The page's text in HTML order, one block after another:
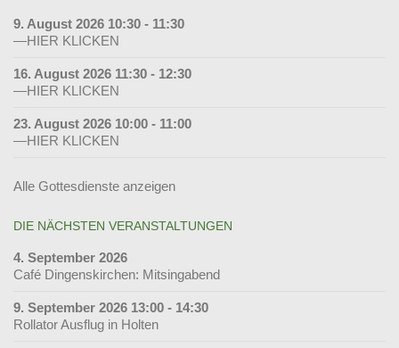
9. August 2026 10:30 - 11:30
—HIER KLICKEN
16. August 2026 11:30 - 12:30
—HIER KLICKEN
23. August 2026 10:00 - 11:00
—HIER KLICKEN
Alle Gottesdienste anzeigen
DIE NÄCHSTEN VERANSTALTUNGEN
4. September 2026
Café Dingenskirchen: Mitsingabend
9. September 2026 13:00 - 14:30
Rollator Ausflug in Holten